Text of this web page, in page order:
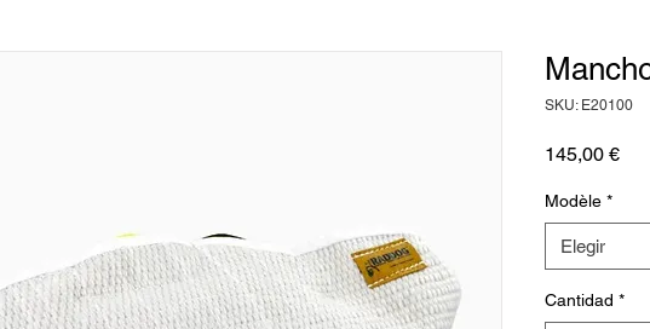
SKU: E20100
145,00 €
Modèle *
Elegir
Cantidad *